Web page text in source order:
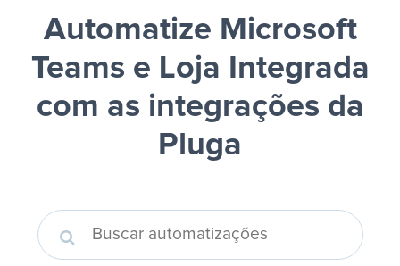
Automatize Microsoft
Teams e Loja Integrada
com as integrações da
Pluga